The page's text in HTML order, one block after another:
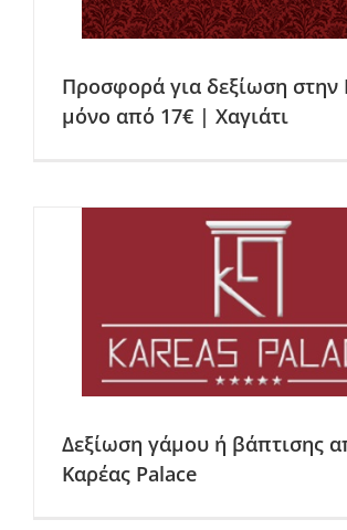
Προσφορά για δεξίωση
μόνο από 17€ | Χαγιάτι
Δεξίωση γάμου ή βάπτισης
Καρέας Palace